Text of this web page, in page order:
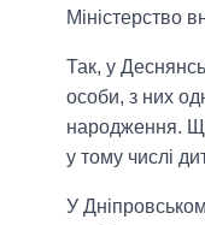
Міністерство
Так, у
особи, з них
народження.
у тому числі
У